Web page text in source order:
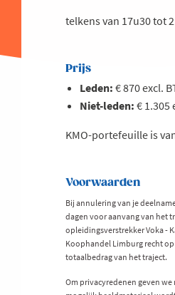
telkens van 17u30 tot
Prijs
Leden: € 870 excl.
Niet-leden: € 1.305
KMO-portefeuille is
Voorwaarden
Bij annulering van je
dagen voor aanvang van het
opleidingsverstrekker Voka -
Koophandel Limburg recht
totaalbedrag van het traject.
Om privacyredenen geven